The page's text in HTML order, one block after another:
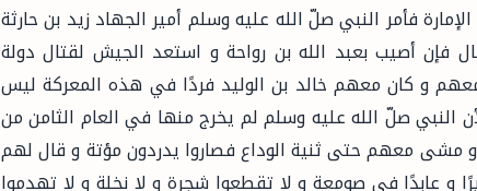
فأمر النبي صلّ الله عليه وسلم أمير الجهاد زيد بن حارثة
فإن أصيب بعبد الله بن رواحة و استعد الجيش لقتال دولة
و كان معهم خالد بن الوليد فردًا في هذه المعركة ليس
النبي صلّ الله عليه وسلم لم يخرج منها في العام الثامن من
معهم حتى ثنية الوداع فصاروا يدردون مؤتة و قال لهم
و عابدًا في صومعة و لا تقطعوا شجرة و لا نخلة و لا تهدموا